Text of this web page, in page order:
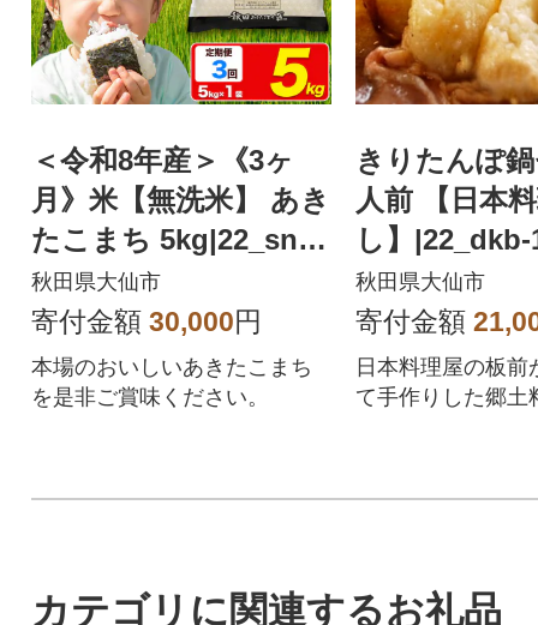
＜令和8年産＞《3ヶ
月》米【無洗米】 あき
たこまち 5kg|22_snk-
030503s
秋田県大仙市
寄付金額 30,000円
本場のおいしいあきたこまち
を是非ご賞味ください。
きりたんぽ
人前 【日本
し】|22_dkb-
秋田県大仙市
寄付金額
日本料理屋の板前
て手作りした郷土
カテゴリに関連するお礼品